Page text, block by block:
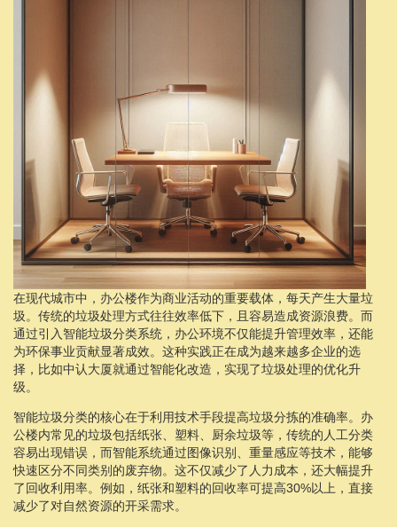
在现代城市中，办公楼作为商业活动的重要载体，每天产生大量垃
圾。传统的垃圾处理方式往往效率低下，且容易造成资源浪费。而
通过引入智能垃圾分类系统，办公环境不仅能提升管理效率，还能
为环保事业贡献显著成效。这种实践正在成为越来越多企业的选
择，比如中认大厦就通过智能化改造，实现了垃圾处理的优化升
级。
智能垃圾分类的核心在于利用技术手段提高垃圾分拣的准确率。办
公楼内常见的垃圾包括纸张、塑料、厨余垃圾等，传统的人工分类
容易出现错误，而智能系统通过图像识别、重量感应等技术，能够
快速区分不同类别的废弃物。这不仅减少了人力成本，还大幅提升
了回收利用率。例如，纸张和塑料的回收率可提高30%以上，直接
减少了对自然资源的开采需求。